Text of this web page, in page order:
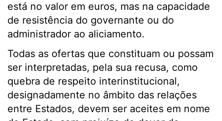
está no valor em euros, mas na capacidade
de resistência do governante ou do
administrador ao aliciamento.
Todas as ofertas que constituam ou possam
ser interpretadas, pela sua recusa, como
quebra de respeito interinstitucional,
designadamente no âmbito das relações
entre Estados, devem ser aceites em nome